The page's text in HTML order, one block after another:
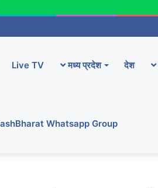
Live TV मध्य प्रदेश देश
Whatsapp Group